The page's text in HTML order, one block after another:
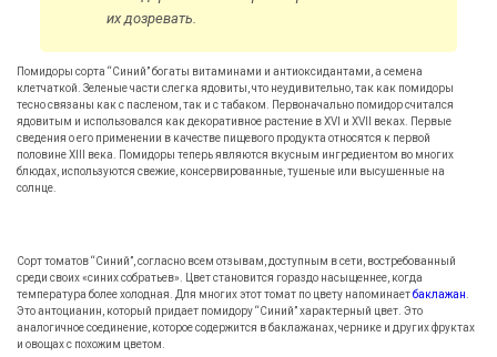
их дозревать.
Помидоры сорта “Синий” богаты витаминами и антиоксидантами, а семена
клетчаткой. Зеленые части слегка ядовиты, что неудивительно, так как помидоры
тесно связаны как с пасленом, так и с табаком. Первоначально помидор считался
ядовитым и использовался как декоративное растение в XVI и XVII веках. Первые
сведения о его применении в качестве пищевого продукта относятся к первой
половине ХIII века. Помидоры теперь являются вкусным ингредиентом во многих
блюдах, используются свежие, консервированные, тушеные или высушенные на
солнце.
Сорт томатов “Синий”, согласно всем отзывам, доступным в сети, востребованный
среди своих «синих собратьев». Цвет становится гораздо насыщеннее, когда
температура более холодная. Для многих этот томат по цвету напоминаетбаклажан
Это антоцианин, который придает помидору “Синий” характерный цвет. Это
аналогичное соединение, которое содержится в баклажанах, чернике и других фруктах
и овощах с похожим цветом.